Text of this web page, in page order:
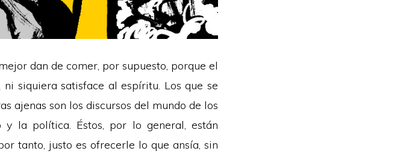
dan de comer, por supuesto, porque el
siquiera satisface al espíritu. Los que se
ajenas son los discursos del mundo de los
y la política. Éstos, por lo general, están
tanto, justo es ofrecerle lo que ansía, sin